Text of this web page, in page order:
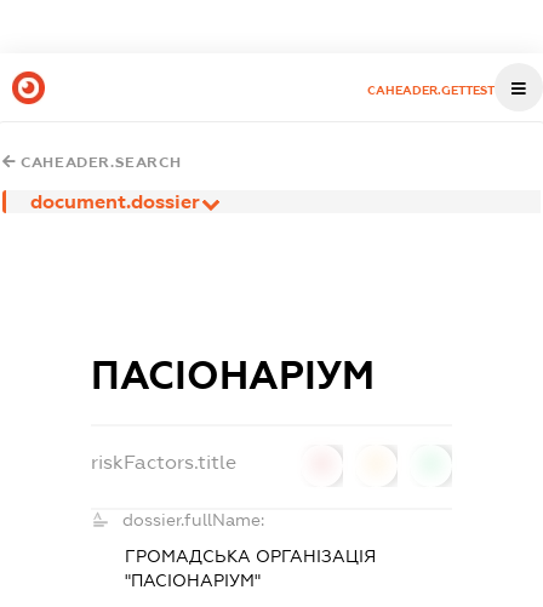
CAHEADER.GETTEST
CAHEADER.SEARCH
document.dossier
ПАСІОНАРІУМ
riskFactors.title
dossier.fullName:
ГРОМАДСЬКА ОРГАНІЗАЦІЯ
"ПАСІОНАРІУМ"